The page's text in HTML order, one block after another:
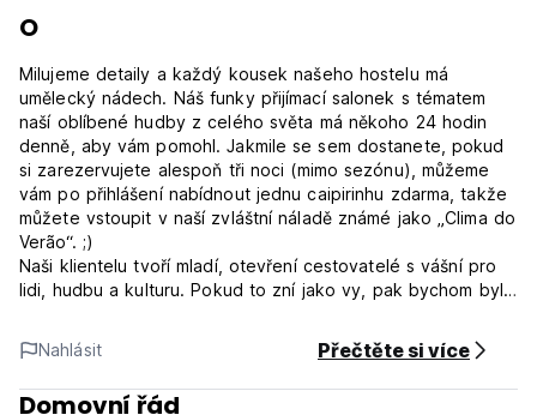
O
Milujeme detaily a každý kousek našeho hostelu má
umělecký nádech. Náš funky přijímací salonek s tématem
naší oblíbené hudby z celého světa má někoho 24 hodin
denně, aby vám pomohl. Jakmile se sem dostanete, pokud
si zarezervujete alespoň tři noci (mimo sezónu), můžeme
vám po přihlášení nabídnout jednu caipirinhu zdarma, takže
můžete vstoupit v naší zvláštní náladě známé jako „Clima do
Verão“. ;)
Naši klientelu tvoří mladí, otevření cestovatelé s vášní pro
lidi, hudbu a kulturu. Pokud to zní jako vy, pak bychom byli
dobrodružství.
Cestovat sám? Nebojte se; v naší hale a na našich
speciálních akcích potkáte spoustu lidí. Toto je místo pro
vás, kteří se chcete setkat s ostatními cestovateli a
Nahlásit Přečtěte si více
Domovní řád